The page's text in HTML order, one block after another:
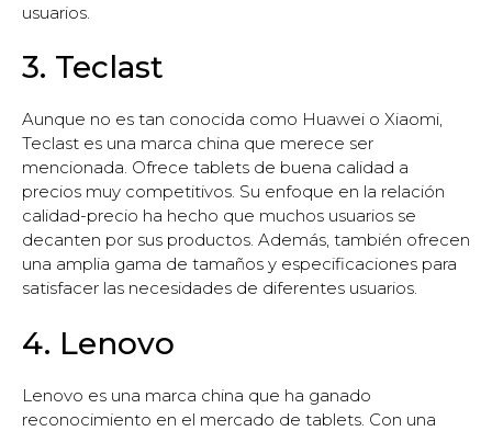
usuarios.
3. Teclast
Aunque no es tan conocida como Huawei o Xiaomi,
Teclast es una marca china que merece ser
mencionada. Ofrece tablets de buena calidad a
precios muy competitivos. Su enfoque en la relación
calidad-precio ha hecho que muchos usuarios se
decanten por sus productos. Además, también ofrecen
una amplia gama de tamaños y especificaciones para
satisfacer las necesidades de diferentes usuarios.
4. Lenovo
Lenovo es una marca china que ha ganado
reconocimiento en el mercado de tablets. Con una